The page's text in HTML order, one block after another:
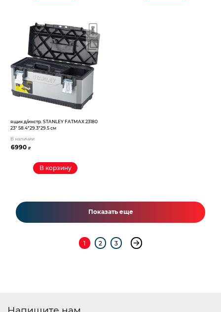
ящик д/инстр. STANLEY FATMAX 23180
23″ 58.4*29.3*29.5 см
В наличии
6990₽
В корзину
Показать еще
1 2 3